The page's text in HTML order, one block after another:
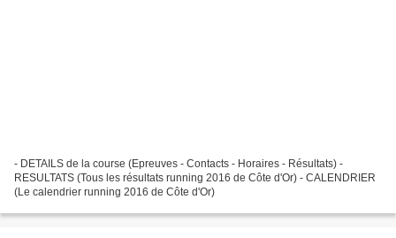
- DETAILS de la course (Epreuves - Contacts - Horaires - Résultats) -
RESULTATS (Tous les résultats running 2016 de Côte d'Or) - CALENDRIER
(Le calendrier running 2016 de Côte d'Or)